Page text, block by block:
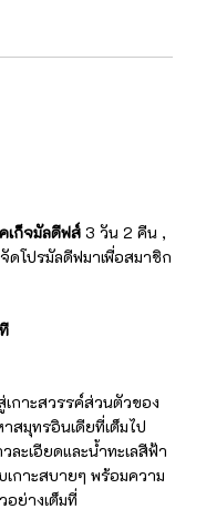
เก็จมัลดีฟส์ 3 วัน 2 คืน ,
โปรมัลดีฟมาเพื่อสมาชิก
กาะสวรรค์ส่วนตัวของ
สมุทรอินเดียที่เต็มไป
ะเอียดและน้ำทะเลสีฟ้า
กาะสบายๆ พร้อมความ
ย่างเต็มที่